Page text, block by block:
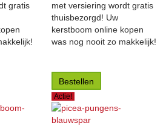
gratis
met versiering wordt gratis
thuisbezorgd! Uw
kerstboom online kopen
was nog nooit zo makkelijk!
Bestellen
Actie!